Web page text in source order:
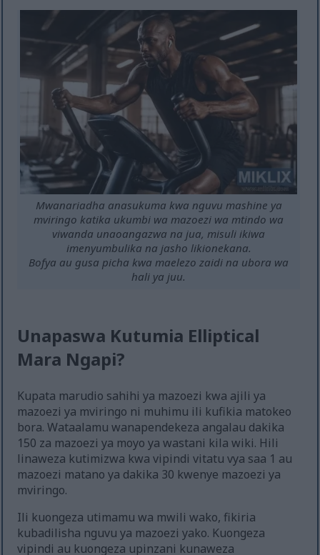
Mwanariadha anasukuma kwa nguvu mashine ya
mviringo katika ukumbi wa mazoezi wa mtindo wa
viwanda unaoangazwa na jua, misuli ikiwa
imenyumbulika na jasho likionekana.
Bofya au gusa picha kwa maelezo zaidi na ubora wa
hali ya juu.
Unapaswa Kutumia Elliptical
Mara Ngapi?
Kupata marudio sahihi ya mazoezi kwa ajili ya
mazoezi ya mviringo ni muhimu ili kufikia matokeo
bora. Wataalamu wanapendekeza angalau dakika
150 za mazoezi ya moyo ya wastani kila wiki. Hili
linaweza kutimizwa kwa vipindi vitatu vya saa 1 au
mazoezi matano ya dakika 30 kwenye mazoezi ya
mviringo.
Ili kuongeza utimamu wa mwili wako, fikiria
kubadilisha nguvu ya mazoezi yako. Kuongeza
vipindi au kuongeza upinzani kunaweza